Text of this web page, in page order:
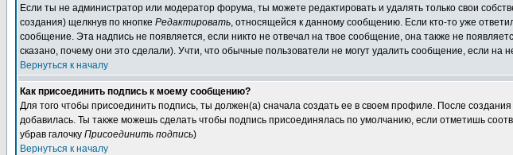
Если ты не администратор или модератор форума, ты можете редактировать и удалять только свои
создания) щелкнув по кнопке Редактировать, относящейся к данному сообщению. Если кто-то уже
сообщение. Эта надпись не появляется, если никто не отвечал на твое сообщение, она также не
сказано, почему они это сделали). Учти, что обычные пользователи не могут удалить сообщение, если на
Вернуться к началу
Как присоединить подпись к моему сообщению?
Для того чтобы присоединить подпись, ты должен(а) сначала создать ее в своем профиле. После
добавилась. Ты также можешь сделать чтобы подпись присоединялась по умолчанию, если отметишь
убрав галочку Присоединить подпись)
Вернуться к началу